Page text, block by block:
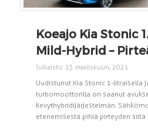
Koeajo Kia Stonic
Mild-Hybrid –
Julkaistu: 15 maaliskuun, 2021
Uudistunut Kia Stonic 1-litraisella
turbomoottorilla on saanut
kevythybridijärjestelmän.
etenemisestä pihiä pirteyden siitä